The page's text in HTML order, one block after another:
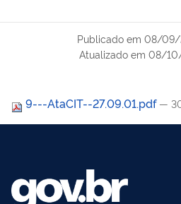
Publicado em 08/09/
Atualizado em 08/
9---AtaCIT--27.09.01.pdf —